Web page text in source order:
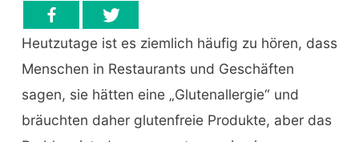
Heutzutage ist es ziemlich häufig zu hören, dass
Menschen in Restaurants und Geschäften
sagen, sie hätten eine „Glutenallergie“ und
bräuchten daher glutenfreie Produkte, aber das